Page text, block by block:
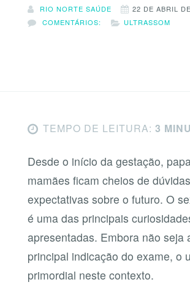
RIO NORTE SAÚDE
22 DE ABRIL
COMENTÁRIOS:
ULTRASSOM
TEMPO DE LEITURA: 3
Desde o início da gestação,
mamães ficam cheios de
expectativas sobre o futuro. O
é uma das principais
apresentadas. Embora não seja
principal indicação do exame, o
primordial neste contexto.